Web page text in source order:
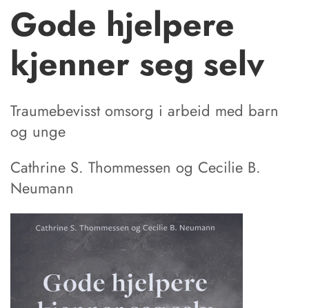
Gode hjelpere
kjenner seg selv
Traumebevisst omsorg i arbeid med barn
og unge
Cathrine S. Thommessen og Cecilie B.
Neumann